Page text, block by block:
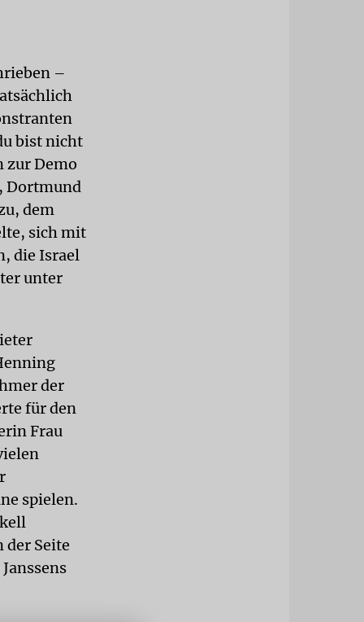
–
bist nicht
zur Demo
Dortmund
dem
sich mit
die Israel
unter
der
für den
Frau
spielen.
der Seite